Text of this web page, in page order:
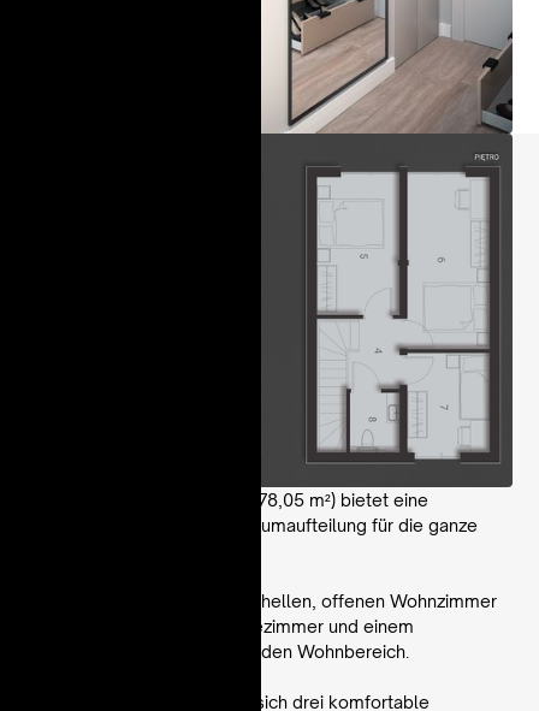
Das viermodulige Modell V (78,05 m²) bietet eine
großzügige, zweistöckige Raumaufteilung für die ganze
Das Erdgeschoss mit einem hellen, offenen Wohnzimmer
mit Küchenzeile, einem Badezimmer und einem
praktischen Windfang bildet den Wohnbereich.
Im Obergeschoss befinden sich drei komfortable